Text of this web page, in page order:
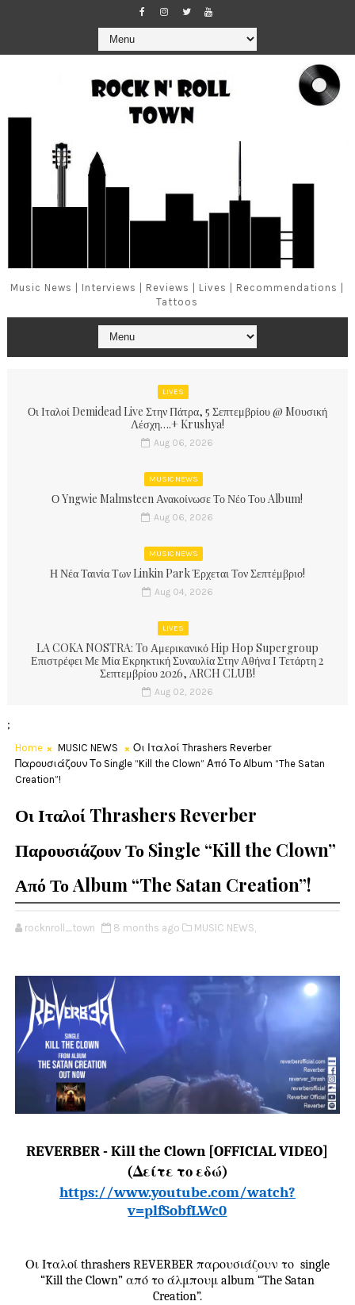
Music News | Interviews | Reviews | Lives | Recommendations |
Tattoos
LIVES
Οι Ιταλοί Demidead Live Στην Πάτρα, 5 Σεπτεμβρίου @ Moυσική
Λέσχη….+ Krushya!
Aug 06, 2026
MUSIC NEWS
Ο Yngwie Malmsteen Ανακοίνωσε Το Νέο Του Album!
Aug 06, 2026
MUSIC NEWS
Η Νέα Ταινία Των Linkin Park Έρχεται Τον Σεπτέμβριο!
Aug 04, 2026
LIVES
LA COKA NOSTRA: To Αμερικανικό Hip Hop Supergroup
Επιστρέφει Με Μία Εκρηκτική Συναυλία Στην Αθήνα Ι Τετάρτη 2
Σεπτεμβρίου 2026, ARCH CLUB!
Aug 02, 2026
;
Home MUSIC NEWS
Οι Ιταλοί Thrashers Reverber
Παρουσιάζουν Το Single “Kill the Clown” Από Το Album “The Satan
Creation”!
Οι Ιταλοί Thrashers Reverber
Παρουσιάζουν Το Single “Kill the Clown”
Από Το Album “The Satan Creation”!
rocknroll_town 8 months ago MUSIC NEWS,
REVERBER - Kill the Clown [OFFICIAL VIDEO]
(Δείτε το εδώ)
https://www.youtube.com/watch?
v=plfSobfLWc0
Οι Ιταλοί thrashers REVERBER παρουσιάζουν το single
“Kill the Clown” από το άλμπουμ album “The Satan
Creation”.